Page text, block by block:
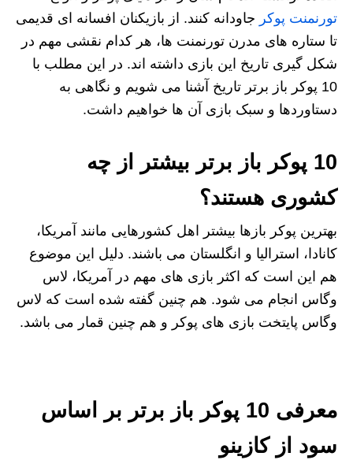
تورنمنت پوکر جاودانه کنند. از بازیکنان افسانه‌ ای قدیمی
تا ستاره‌ های مدرن تورنمنت‌ ها، هر کدام نقشی مهم در
شکل‌ گیری تاریخ این بازی داشته‌ اند. در این مطلب با
10 پوکر باز برتر تاریخ آشنا می‌ شویم و نگاهی به
دستاوردها و سبک بازی آن‌ ها خواهیم داشت.
10 پوکر باز برتر بیشتر از چه
کشوری هستند؟
بهترین پوکر بازها بیشتر اهل کشورهایی مانند آمریکا،
کانادا، استرالیا و انگلستان می باشند. دلیل این موضوع
هم این است که اکثر بازی های مهم در آمریکا، لاس
وگاس انجام می شود. هم چنین گفته شده است که لاس
وگاس پایتخت بازی های پوکر و هم چنین قمار می باشد.
معرفی 10 پوکر باز برتر بر اساس
سود از کازینو